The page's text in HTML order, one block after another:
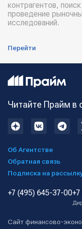
контрагентов,
проведение
исследований.
Перейти
Читайте Прайм в
Об Агентстве
Обратная связь
Подписка на
+7 (495) 645-37-00
Сайт финансово-